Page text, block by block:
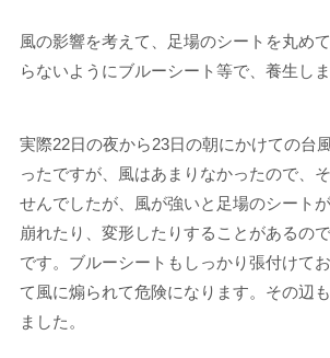
風の影響を考えて、足場のシートを丸め
らないようにブルーシート等で、養生しま
実際22日の夜から23日の朝にかけての台
ったですが、風はあまりなかったので、
せんでしたが、風が強いと足場のシート
崩れたり、変形したりすることがあるの
です。ブルーシートもしっかり張付けて
て風に煽られて危険になります。その辺
ました。